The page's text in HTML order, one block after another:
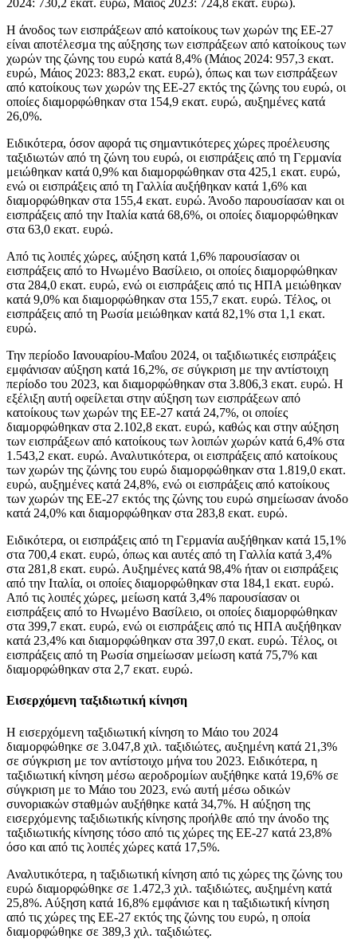
2024: 730,2 εκατ. ευρώ, Μάιος 2023: 724,8 εκατ. ευρώ).
Η άνοδος των εισπράξεων από κατοίκους των χωρών της ΕΕ-27
είναι αποτέλεσμα της αύξησης των εισπράξεων από κατοίκους των
χωρών της ζώνης του ευρώ κατά 8,4% (Μάιος 2024: 957,3 εκατ.
ευρώ, Μάιος 2023: 883,2 εκατ. ευρώ), όπως και των εισπράξεων
από κατοίκους των χωρών της ΕΕ-27 εκτός της ζώνης του ευρώ, οι
οποίες διαμορφώθηκαν στα 154,9 εκατ. ευρώ, αυξημένες κατά
26,0%.
Ειδικότερα, όσον αφορά τις σημαντικότερες χώρες προέλευσης
ταξιδιωτών από τη ζώνη του ευρώ, οι εισπράξεις από τη Γερμανία
μειώθηκαν κατά 0,9% και διαμορφώθηκαν στα 425,1 εκατ. ευρώ,
ενώ οι εισπράξεις από τη Γαλλία αυξήθηκαν κατά 1,6% και
διαμορφώθηκαν στα 155,4 εκατ. ευρώ. Άνοδο παρουσίασαν και οι
εισπράξεις από την Ιταλία κατά 68,6%, οι οποίες διαμορφώθηκαν
στα 63,0 εκατ. ευρώ.
Από τις λοιπές χώρες, αύξηση κατά 1,6% παρουσίασαν οι
εισπράξεις από το Ηνωμένο Βασίλειο, οι οποίες διαμορφώθηκαν
στα 284,0 εκατ. ευρώ, ενώ οι εισπράξεις από τις ΗΠΑ μειώθηκαν
κατά 9,0% και διαμορφώθηκαν στα 155,7 εκατ. ευρώ. Τέλος, οι
εισπράξεις από τη Ρωσία μειώθηκαν κατά 82,1% στα 1,1 εκατ.
ευρώ.
Την περίοδο Ιανουαρίου-Μαΐου 2024, οι ταξιδιωτικές εισπράξεις
εμφάνισαν αύξηση κατά 16,2%, σε σύγκριση με την αντίστοιχη
περίοδο του 2023, και διαμορφώθηκαν στα 3.806,3 εκατ. ευρώ. Η
εξέλιξη αυτή οφείλεται στην αύξηση των εισπράξεων από
κατοίκους των χωρών της ΕΕ-27 κατά 24,7%, οι οποίες
διαμορφώθηκαν στα 2.102,8 εκατ. ευρώ, καθώς και στην αύξηση
των εισπράξεων από κατοίκους των λοιπών χωρών κατά 6,4% στα
1.543,2 εκατ. ευρώ. Αναλυτικότερα, οι εισπράξεις από κατοίκους
των χωρών της ζώνης του ευρώ διαμορφώθηκαν στα 1.819,0 εκατ.
ευρώ, αυξημένες κατά 24,8%, ενώ οι εισπράξεις από κατοίκους
των χωρών της ΕΕ-27 εκτός της ζώνης του ευρώ σημείωσαν άνοδο
κατά 24,0% και διαμορφώθηκαν στα 283,8 εκατ. ευρώ.
Ειδικότερα, οι εισπράξεις από τη Γερμανία αυξήθηκαν κατά 15,1%
στα 700,4 εκατ. ευρώ, όπως και αυτές από τη Γαλλία κατά 3,4%
στα 281,8 εκατ. ευρώ. Αυξημένες κατά 98,4% ήταν οι εισπράξεις
από την Ιταλία, οι οποίες διαμορφώθηκαν στα 184,1 εκατ. ευρώ.
Από τις λοιπές χώρες, μείωση κατά 3,4% παρουσίασαν οι
εισπράξεις από το Ηνωμένο Βασίλειο, οι οποίες διαμορφώθηκαν
στα 399,7 εκατ. ευρώ, ενώ οι εισπράξεις από τις ΗΠΑ αυξήθηκαν
κατά 23,4% και διαμορφώθηκαν στα 397,0 εκατ. ευρώ. Τέλος, οι
εισπράξεις από τη Ρωσία σημείωσαν μείωση κατά 75,7% και
διαμορφώθηκαν στα 2,7 εκατ. ευρώ.
Εισερχόμενη ταξιδιωτική κίνηση
Η εισερχόμενη ταξιδιωτική κίνηση το Μάιο του 2024
διαμορφώθηκε σε 3.047,8 χιλ. ταξιδιώτες, αυξημένη κατά 21,3%
σε σύγκριση με τον αντίστοιχο μήνα του 2023. Ειδικότερα, η
ταξιδιωτική κίνηση μέσω αεροδρομίων αυξήθηκε κατά 19,6% σε
σύγκριση με το Μάιο του 2023, ενώ αυτή μέσω οδικών
συνοριακών σταθμών αυξήθηκε κατά 34,7%. Η αύξηση της
εισερχόμενης ταξιδιωτικής κίνησης προήλθε από την άνοδο της
ταξιδιωτικής κίνησης τόσο από τις χώρες της ΕΕ-27 κατά 23,8%
όσο και από τις λοιπές χώρες κατά 17,5%.
Αναλυτικότερα, η ταξιδιωτική κίνηση από τις χώρες της ζώνης του
ευρώ διαμορφώθηκε σε 1.472,3 χιλ. ταξιδιώτες, αυξημένη κατά
25,8%. Αύξηση κατά 16,8% εμφάνισε και η ταξιδιωτική κίνηση
από τις χώρες της ΕΕ-27 εκτός της ζώνης του ευρώ, η οποία
διαμορφώθηκε σε 389,3 χιλ. ταξιδιώτες.